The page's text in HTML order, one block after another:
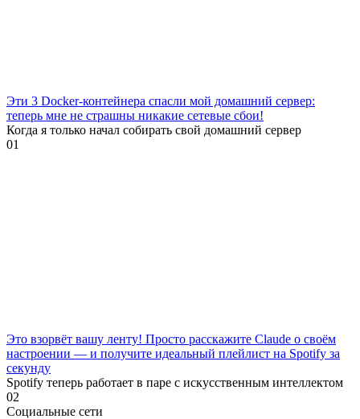
Эти 3 Docker-контейнера спасли мой домашний сервер:
теперь мне не страшны никакие сетевые сбои!
Когда я только начал собирать свой домашний сервер
01
Это взорвёт вашу ленту! Просто расскажите Claude о своём
настроении — и получите идеальный плейлист на Spotify за
секунду
Spotify теперь работает в паре с искусственным интеллектом
02
Социальные сети